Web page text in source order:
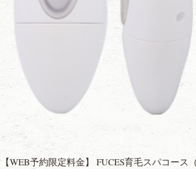
【WEB予約限定料金】 FUCES育毛スパコース